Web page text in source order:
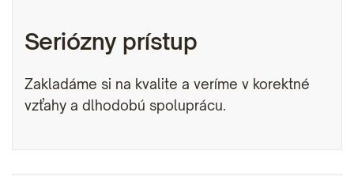
Seriózny prístup
Zakladáme si na kvalite a veríme v korektné
vzťahy a dlhodobú spoluprácu.